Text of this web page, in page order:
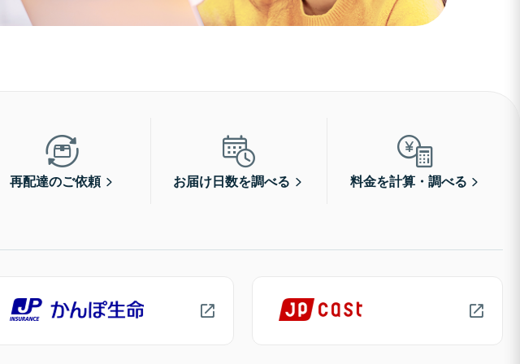
再配達のご依頼 お届け日数を調べる 料金を計算・調べる